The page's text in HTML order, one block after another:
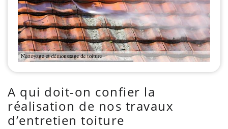
A qui doit-on confier la
réalisation de nos travaux
d’entretien toiture